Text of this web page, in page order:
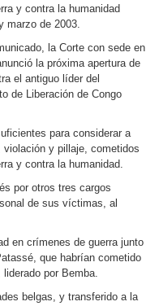
y contra la humanidad
marzo de 2003.
la Corte con sede en
la próxima apertura de
el antiguo líder del
de Liberación de Congo
para considerar a
violación y pillaje, cometidos
y contra la humanidad.
por otros tres cargos
de sus víctimas, al
en crímenes de guerra junto
que habrían cometido
por Bemba.
belgas, y transferido a la